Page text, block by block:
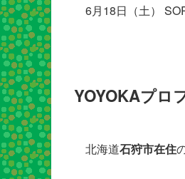
6月18日（土）
YOYOKAプロ
北海道石狩市在住